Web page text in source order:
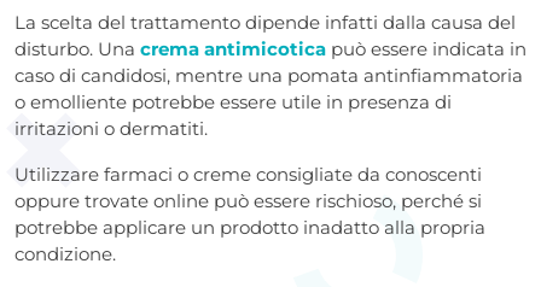
La scelta del trattamento dipende infatti dalla causa del
disturbo. Una crema antimicotica può essere indicata in
caso di candidosi, mentre una pomata antinfiammatoria
o emolliente potrebbe essere utile in presenza di
irritazioni o dermatiti.
Utilizzare farmaci o creme consigliate da conoscenti
oppure trovate online può essere rischioso, perché si
potrebbe applicare un prodotto inadatto alla propria
condizione.